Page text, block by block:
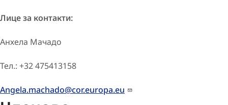
Лице за контакти:
Анхела Мачадо
Тел.: +32 475413158
Angela.machado@cor.europa.eu